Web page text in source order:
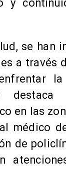
y
se han
a través
la
destaca
en las
médico
de